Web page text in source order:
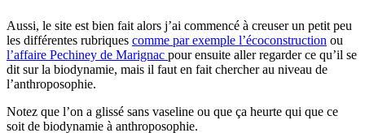
Aussi, le site est bien fait alors j’ai commencé à creuser un petit peu
les différentes rubriques comme par exemple l’écoconstruction ou
l’affaire Pechiney de Marignac pour ensuite aller regarder ce qu’il se
dit sur la biodynamie, mais il faut en fait chercher au niveau de
l’anthroposophie.
Notez que l’on a glissé sans vaseline ou que ça heurte qui que ce
soit de biodynamie à anthroposophie.